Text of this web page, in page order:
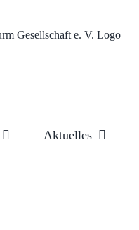
Aktuelles